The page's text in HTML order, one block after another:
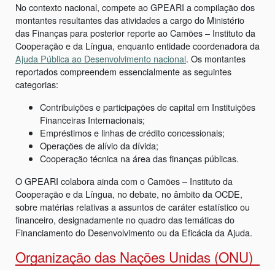
No contexto nacional, compete ao GPEARI a compilação dos
montantes resultantes das atividades a cargo do Ministério
das Finanças para posterior reporte ao Camões – Instituto da
Cooperação e da Língua, enquanto entidade coordenadora da
Ajuda Pública ao Desenvolvimento nacional. Os montantes
reportados compreendem essencialmente as seguintes
categorias:
Contribuições e participações de capital em Instituições
Financeiras Internacionais;
Empréstimos e linhas de crédito concessionais;
Operações de alívio da dívida;
Cooperação técnica na área das finanças públicas.
O GPEARI colabora ainda com o Camões – Instituto da
Cooperação e da Língua, no debate, no âmbito da OCDE,
sobre matérias relativas a assuntos de caráter estatístico ou
financeiro, designadamente no quadro das temáticas do
Financiamento do Desenvolvimento ou da Eficácia da Ajuda.
Organização das Nações Unidas (ONU)